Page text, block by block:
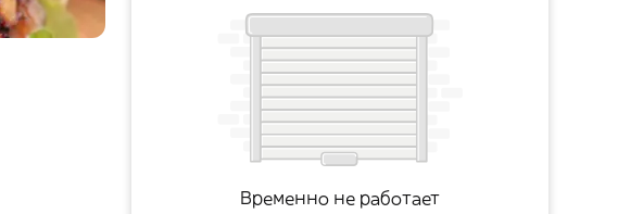
Временно не работает